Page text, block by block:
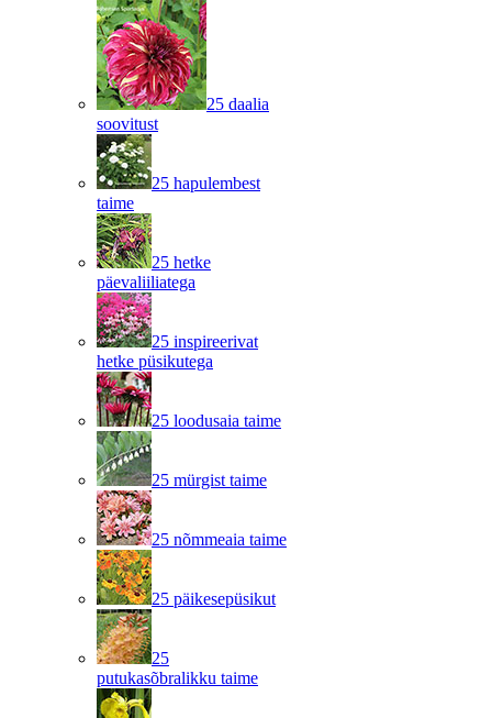
25 daalia
soovitust
25 hapulembest
taime
25 hetke
päevaliiliatega
25 inspireerivat
hetke püsikutega
25 loodusaia taime
25 mürgist taime
25 nõmmeaia taime
25 päikesepüsikut
25
putukasõbralikku taime